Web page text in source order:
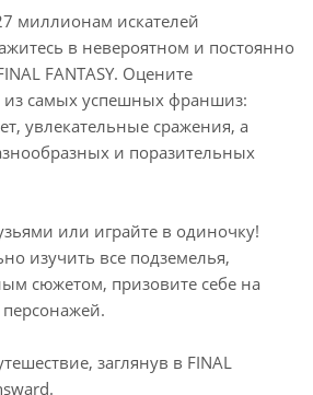
миллионам искателей
в невероятном и постоянно
FANTASY. Оцените
из самых успешных франшиз:
увлекательные сражения, а
и поразительных
или играйте в одиночку!
изучить все подземелья,
сюжетом, призовите себе на
заглянув в FINAL